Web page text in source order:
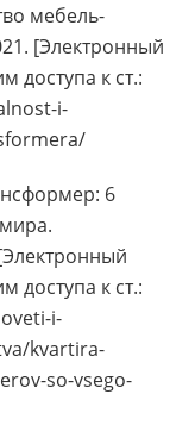
мебель-
[Электронный
доступа к ст.:
i-
6
доступа к ст.:
i-
kvartira-
so-vsego-